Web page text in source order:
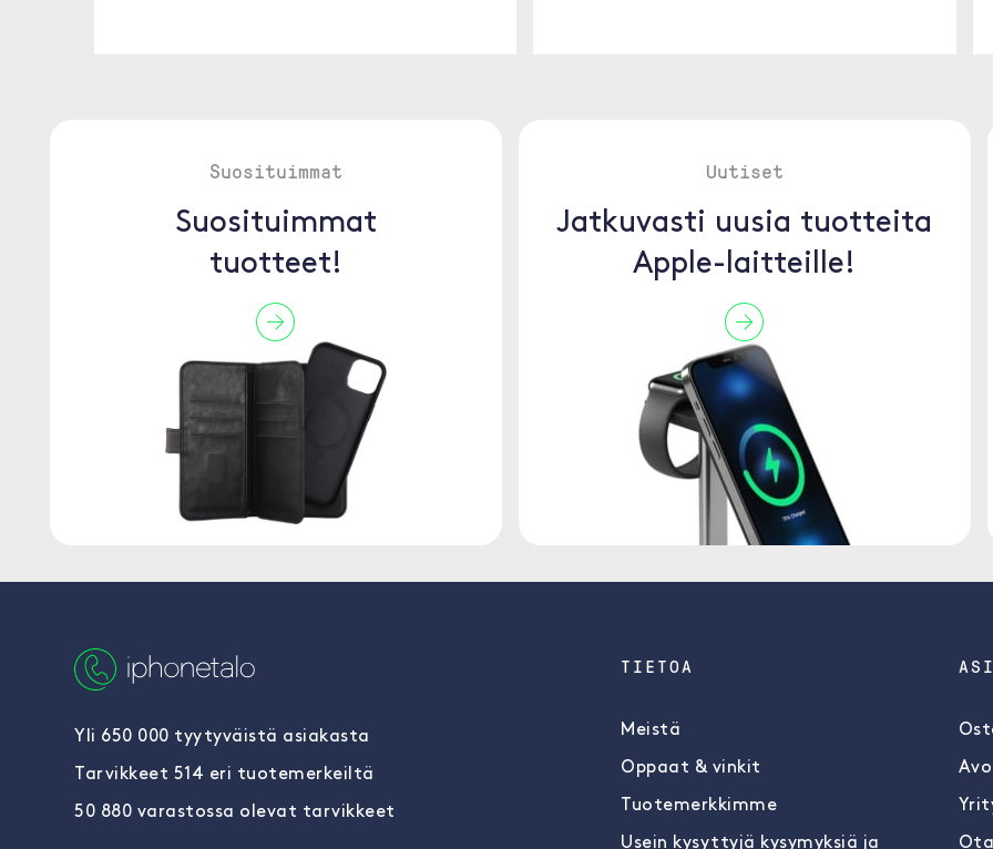
Suosituimmat
Suosituimmat
tuotteet!
Uutiset
Jatkuvasti uusia tuotteita
Apple-laitteille!
Yli 650 000 tyytyväistä asiakasta
Tarvikkeet 514 eri tuotemerkeiltä
50 880 varastossa olevat tarvikkeet
TIETOA
Meistä
Oppaat & vinkit
Tuotemerkkimme
Usein kysyttyjä kysymyksiä ja